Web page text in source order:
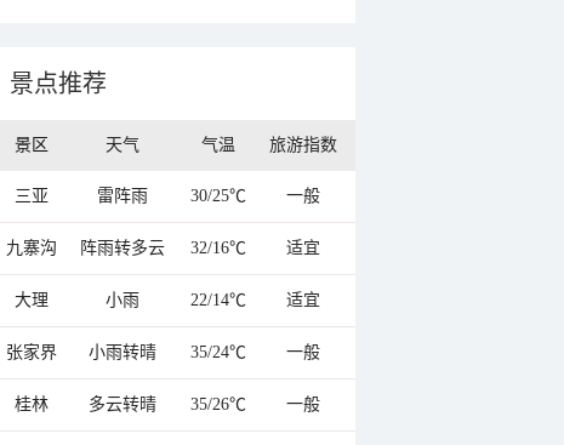
景点推荐
景区 天气 气温 旅游指数
三亚 雷阵雨 30/25℃ 一般
九寨沟 阵雨转多云 32/16℃ 适宜
大理 小雨 22/14℃ 适宜
张家界 小雨转晴 35/24℃ 一般
桂林 多云转晴 35/26℃ 一般